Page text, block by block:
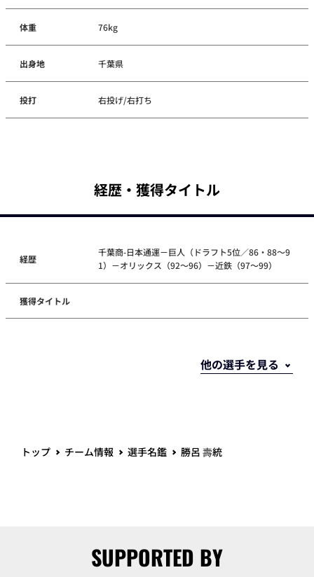
体重 76kg
出身地 千葉県
投打 右投げ/右打ち
経歴・獲得タイトル
経歴
千葉商-日本通運－巨人（ドラフト5位／86・88～9
1）－オリックス（92～96）－近鉄（97～99）
獲得タイトル
トップ チーム情報 選手名鑑 勝呂 壽統
SUPPORTED BY